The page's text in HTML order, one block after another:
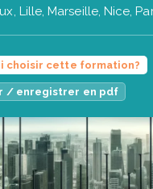
Lille, Marseille, Nice,
choisir cette formation?
/ enregistrer en pdf